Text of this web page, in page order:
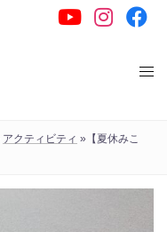
アクティビティ » 【夏休みこ